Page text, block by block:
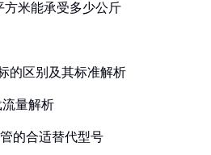
方米能承受多少公斤
的区别及其标准解析
流量解析
的合适替代型号